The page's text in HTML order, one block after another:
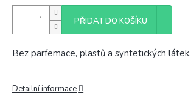
PŘIDAT DO KOŠÍKU
Bez parfemace, plastů a syntetických látek.
Detailní informace